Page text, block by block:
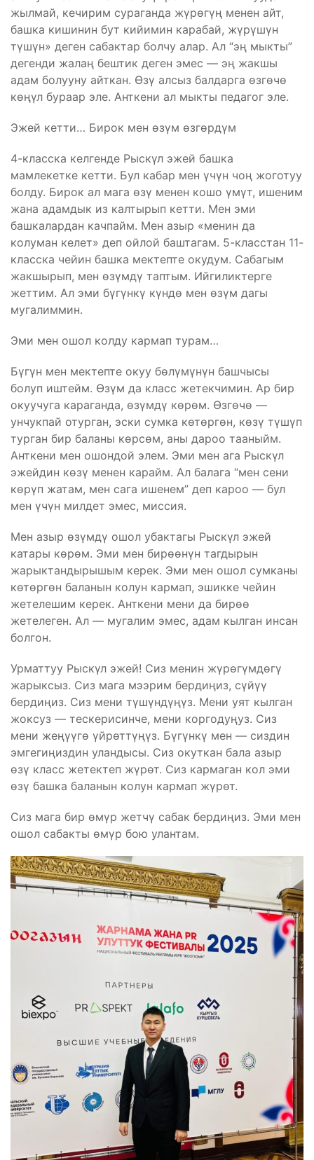
жылмай, кечирим сураганда жүрөгүң менен айт,
башка кишинин бут кийимин карабай, жүрүшүн
түшүн» деген сабактар болчу алар. Ал “эң мыкты”
дегенди жалаң бештик деген эмес — эң жакшы
адам болууну айткан. Өзү алсыз балдарга өзгөчө
көңүл бураар эле. Анткени ал мыкты педагог эле.
Эжей кетти… Бирок мен өзүм өзгөрдүм
4-класска келгенде Рыскүл эжей башка
мамлекетке кетти. Бул кабар мен үчүн чоң жоготуу
болду. Бирок ал мага өзү менен кошо үмүт, ишеним
жана адамдык из калтырып кетти. Мен эми
башкалардан качпайм. Мен азыр «менин да
колуман келет» деп ойлой баштагам. 5-класстан 11-
класска чейин башка мектепте окудум. Сабагым
жакшырып, мен өзүмдү таптым. Ийгиликтерге
жеттим. Ал эми бүгүнкү күндө мен өзүм дагы
мугалиммин.
Эми мен ошол колду кармап турам…
Бүгүн мен мектепте окуу бөлүмүнүн башчысы
болуп иштейм. Өзүм да класс жетекчимин. Ар бир
окуучуга караганда, өзүмдү көрөм. Өзгөчө —
унчукпай отурган, эски сумка көтөргөн, көзү түшүп
турган бир баланы көрсөм, аны дароо тааныйм.
Анткени мен ошондой элем. Эми мен ага Рыскүл
эжейдин көзү менен карайм. Ал балага “мен сени
көрүп жатам, мен сага ишенем” деп кароо — бул
мен үчүн милдет эмес, миссия.
Мен азыр өзүмдү ошол убактагы Рыскүл эжей
катары көрөм. Эми мен бирөөнүн тагдырын
жарыктандырышым керек. Эми мен ошол сумканы
көтөргөн баланын колун кармап, эшикке чейин
жетелешим керек. Анткени мени да бирөө
жетелеген. Ал — мугалим эмес, адам кылган инсан
болгон.
Урматтуу Рыскүл эжей! Сиз менин жүрөгүмдөгү
жарыксыз. Сиз мага мээрим бердиңиз, сүйүү
бердиңиз. Сиз мени түшүндүңүз. Мени уят кылган
жоксуз — тескерисинче, мени коргодуңуз. Сиз
мени жеңүүгө үйрөттүңүз. Бүгүнкү мен — сиздин
эмгегиңиздин уландысы. Сиз окуткан бала азыр
өзү класс жетектеп жүрөт. Сиз кармаган кол эми
өзү башка баланын колун кармап жүрөт.
Сиз мага бир өмүр жетчү сабак бердиңиз. Эми мен
ошол сабакты өмүр бою улантам.